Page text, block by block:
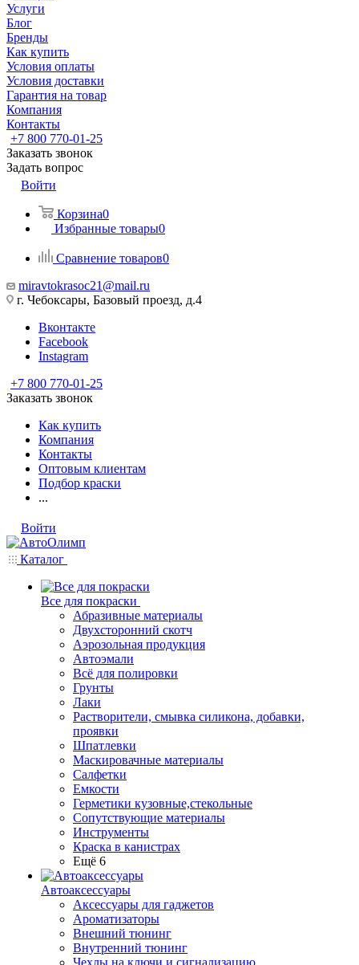
Услуги
Блог
Бренды
Как купить
Условия оплаты
Условия доставки
Гарантия на товар
Компания
Контакты
+7 800 770-01-25
Заказать звонок
Задать вопрос
Войти
Корзина0
Избранные товары0
Сравнение товаров0
miravtokrasoc21@mail.ru
г. Чебоксары, Базовый проезд, д.4
Вконтакте
Facebook
Instagram
+7 800 770-01-25
Заказать звонок
Как купить
Компания
Контакты
Оптовым клиентам
Подбор краски
...
Войти
Каталог
Все для покраски
Абразивные материалы
Двухсторонний скотч
Аэрозольная продукция
Автоэмали
Всё для полировки
Грунты
Лаки
Растворители, смывка силикона, добавки,
проявки
Шпатлевки
Маскировачные материалы
Салфетки
Емкости
Герметики кузовные,стекольные
Сопутствующие материалы
Инструменты
Краска в канистрах
Ещё 6
Автоаксессуары
Аксессуары для гаджетов
Ароматизаторы
Внешний тюнинг
Внутренний тюнинг
Чехлы на ключи и сигнализацию